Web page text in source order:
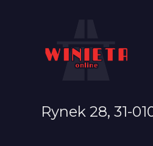
Rynek 28, 31-